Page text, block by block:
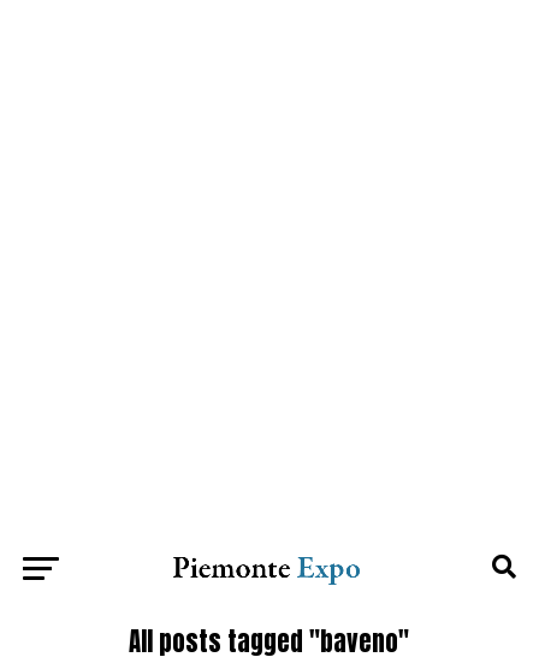
All posts tagged "baveno"